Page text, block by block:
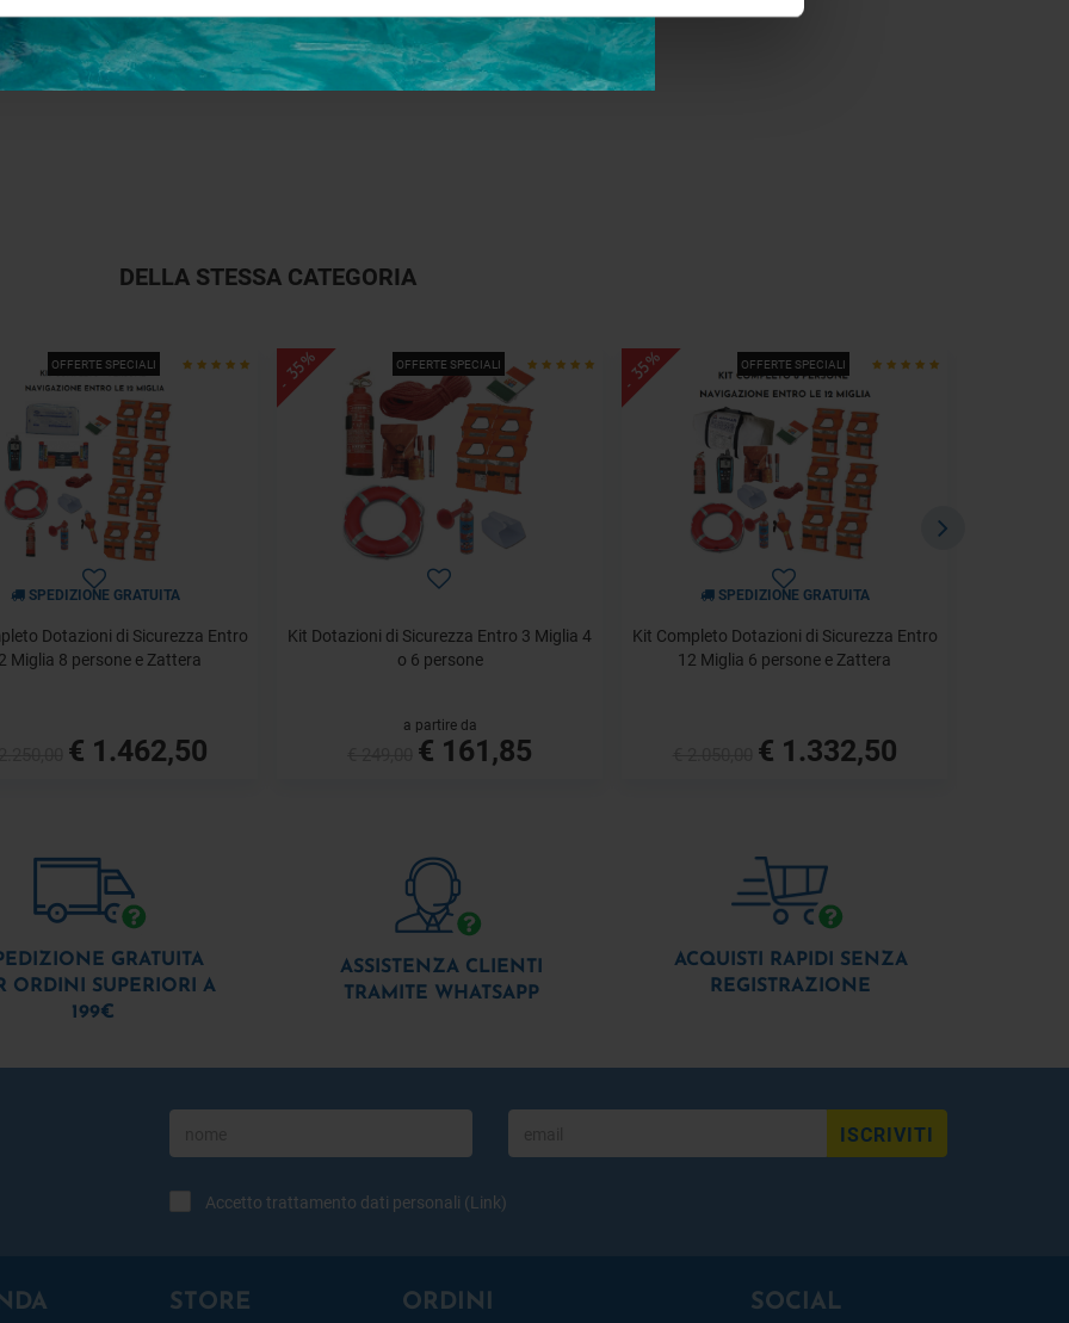
DELLA STESSA CATEGORIA
OFFERTE SPECIALI
SPEDIZIONE GRATUITA
Dotazioni di Sicurezza Entro
Miglia 8 persone e Zattera
€ 1.462,50
OFFERTE SPECIALI
- 35%
Kit Dotazioni di Sicurezza Entro 3 Miglia 4
o 6 persone
a partire da
€ 161,85
OFFERTE SPECIALI
- 35%
SPEDIZIONE GRATUITA
Kit Completo Dotazioni di Sicurezza Entro
12 Miglia 6 persone e Zattera
€ 1.332,50
GRATUITA
ORDINI SUPERIORI A
199€
ASSISTENZA CLIENTI
TRAMITE WHATSAPP
ACQUISTI RAPIDI SENZA
REGISTRAZIONE
ISCRIVITI
Accetto trattamento dati personali (Link)
STORE ORDINI SOCIAL